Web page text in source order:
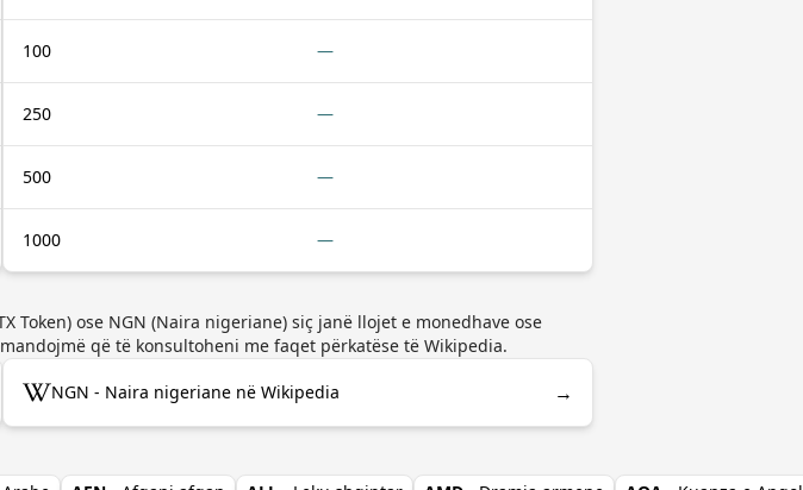
100 —
250 —
500 —
1000 —
Token) ose NGN (Naira nigeriane) siç janë llojet e monedhave ose
që të konsultoheni me faqet përkatëse të Wikipedia.
NGN - Naira nigeriane në Wikipedia →